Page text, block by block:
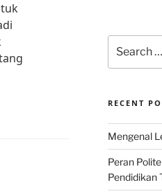
for:
RECENT
Mengenal
Peran
Pendidikan